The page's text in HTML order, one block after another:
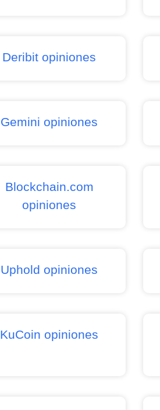
Deribit opiniones
Gemini opiniones
Blockchain.com
opiniones
Uphold opiniones
KuCoin opiniones